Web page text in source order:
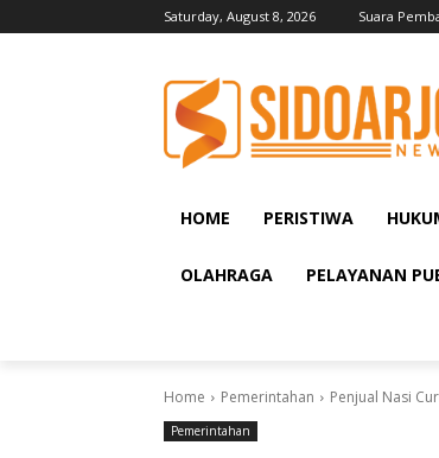
Saturday, August 8, 2026 Suara
HOME PERISTIWA
OLAHRAGA PELAYANAN
Home Pemerintahan Penjual Nasi
Pemerintahan